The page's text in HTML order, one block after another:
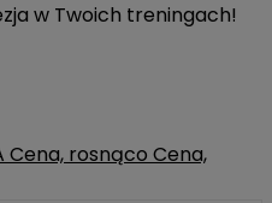
w Twoich treningach!
Cena, rosnąco Cena,